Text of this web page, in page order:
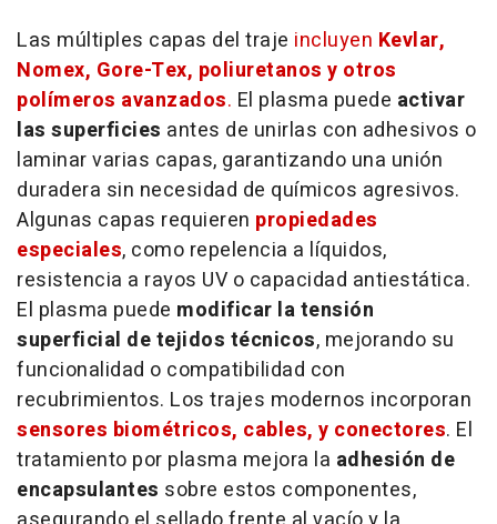
Las múltiples capas del traje incluyen Kevlar,
Nomex, Gore-Tex, poliuretanos y otros
polímeros avanzados. El plasma puede activar
las superficies antes de unirlas con adhesivos o
laminar varias capas, garantizando una unión
duradera sin necesidad de químicos agresivos.
Algunas capas requieren propiedades
especiales, como repelencia a líquidos,
resistencia a rayos UV o capacidad antiestática.
El plasma puede modificar la tensión
superficial de tejidos técnicos, mejorando su
funcionalidad o compatibilidad con
recubrimientos. Los trajes modernos incorporan
sensores biométricos, cables, y conectores. El
tratamiento por plasma mejora la adhesión de
encapsulantes sobre estos componentes,